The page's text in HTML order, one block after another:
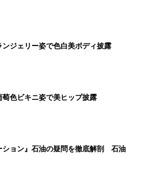
ンジェリー姿で色白美ボディ披露
萄色ビキニ姿で美ヒップ披露
ション』石油の疑問を徹底解剖 石油